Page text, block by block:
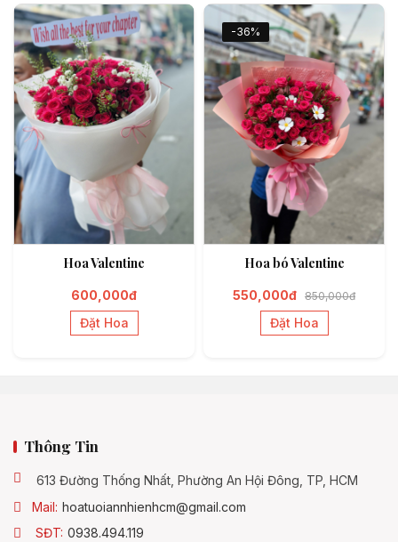
Hoa Valentine
600,000đ
Đặt Hoa
-36%
Hoa bó Valentine
550,000đ 850,000đ
Đặt Hoa
Thông Tin
613 Đường Thống Nhất, Phường An Hội Đông, TP, HCM
Mail: hoatuoiannhienhcm@gmail.com
SĐT: 0938.494.119